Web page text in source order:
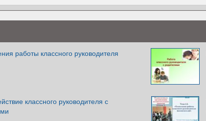
работы классного руководителя
классного руководителя с